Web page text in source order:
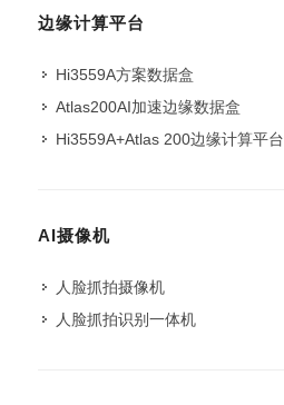
边缘计算平台
Hi3559A方案数据盒
Atlas200AI加速边缘数据盒
Hi3559A+Atlas 200边缘计算平台
AI摄像机
人脸抓拍摄像机
人脸抓拍识别一体机